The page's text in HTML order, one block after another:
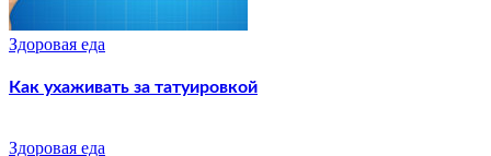
Здоровая еда
Как ухаживать за татуировкой
Здоровая еда